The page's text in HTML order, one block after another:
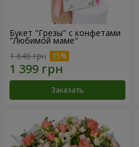
Букет "Грезы" с конфетами
"Любимой маме"
1 646 грн
Заказать